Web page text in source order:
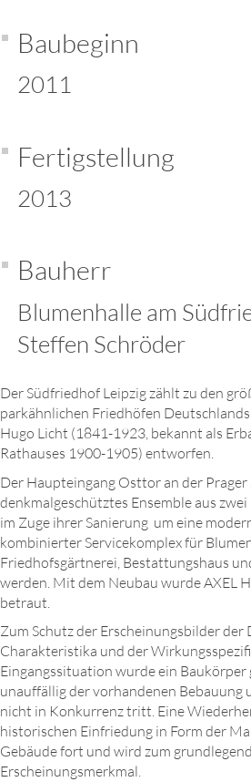
Baubeginn
2011
Fertigstellung
2013
Bauherr
Blumenhalle am
Steffen Schröder
Der Südfriedhof Leipzig zählt zu den
parkähnlichen Friedhöfen
Hugo Licht (1841-1923, bekannt als
Rathauses 1900-1905) entworfen.
Der Haupteingang Osttor an der Prager
denkmalgeschütztes Ensemble aus
im Zuge ihrer Sanierung um eine
kombinierter Servicekomplex für
Friedhofsgärtnerei, Bestattungshaus
werden. Mit dem Neubau wurde AXEL
betraut.
Zum Schutz der Erscheinungsbilder der
Charakteristika und der
Eingangssituation wurde ein Baukörper
unauffällig der vorhandenen
nicht in Konkurrenz tritt. Eine
historischen Einfriedung in Form der
Gebäude fort und wird zum
Erscheinungsmerkmal.